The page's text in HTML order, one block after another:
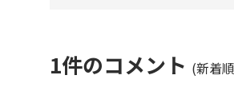
1件のコメント (新着